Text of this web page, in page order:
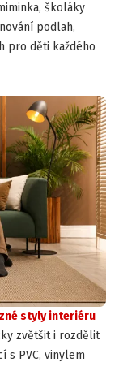
školáky
podlah,
pro děti každého
styly interiéru
zvětšit i rozdělit
s PVC, vinylem